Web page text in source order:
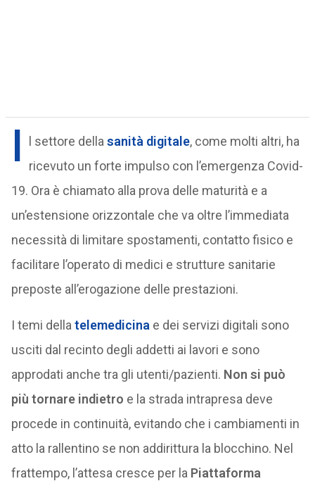
I l settore della sanità digitale, come molti altri, ha
ricevuto un forte impulso con l’emergenza Covid-
19. Ora è chiamato alla prova delle maturità e a
un’estensione orizzontale che va oltre l’immediata
necessità di limitare spostamenti, contatto fisico e
facilitare l’operato di medici e strutture sanitarie
preposte all’erogazione delle prestazioni.
I temi della telemedicina e dei servizi digitali sono
usciti dal recinto degli addetti ai lavori e sono
approdati anche tra gli utenti/pazienti. Non si può
più tornare indietro e la strada intrapresa deve
procede in continuità, evitando che i cambiamenti in
atto la rallentino se non addirittura la blocchino. Nel
frattempo, l’attesa cresce per la Piattaforma